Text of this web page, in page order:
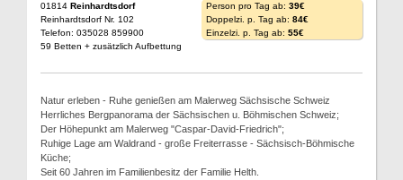
01814 Reinhardtsdorf
Reinhardtsdorf Nr. 102
Telefon: 035028 859900
59 Betten + zusätzlich Aufbettung
Person pro Tag ab: 39€
Doppelzi. p. Tag ab: 84€
Einzelzi. p. Tag ab: 55€
Natur erleben - Ruhe genießen am Malerweg Sächsische Schweiz
Herrliches Bergpanorama der Sächsischen u. Böhmischen Schweiz;
Der Höhepunkt am Malerweg "Caspar-David-Friedrich";
Ruhige Lage am Waldrand - große Freiterrasse - Sächsisch-Böhmische
Küche;
Seit 60 Jahren im Familienbesitz der Familie Helth.